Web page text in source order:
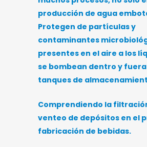
producción de agua
Protegen de partículas y
contaminantes
presentes en el aire a los
se bombean dentro y fuera
tanques de
Comprendiendo la
venteo de depósitos en el
fabricación de bebidas.